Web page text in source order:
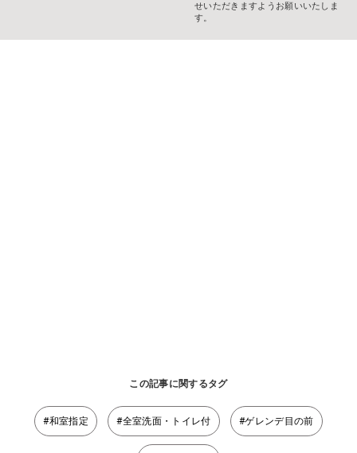
せいただきますようお願いいたしま
す。
この記事に関するタグ
#和室指定 #全室洗面・トイレ付 #ゲレンデ目の前